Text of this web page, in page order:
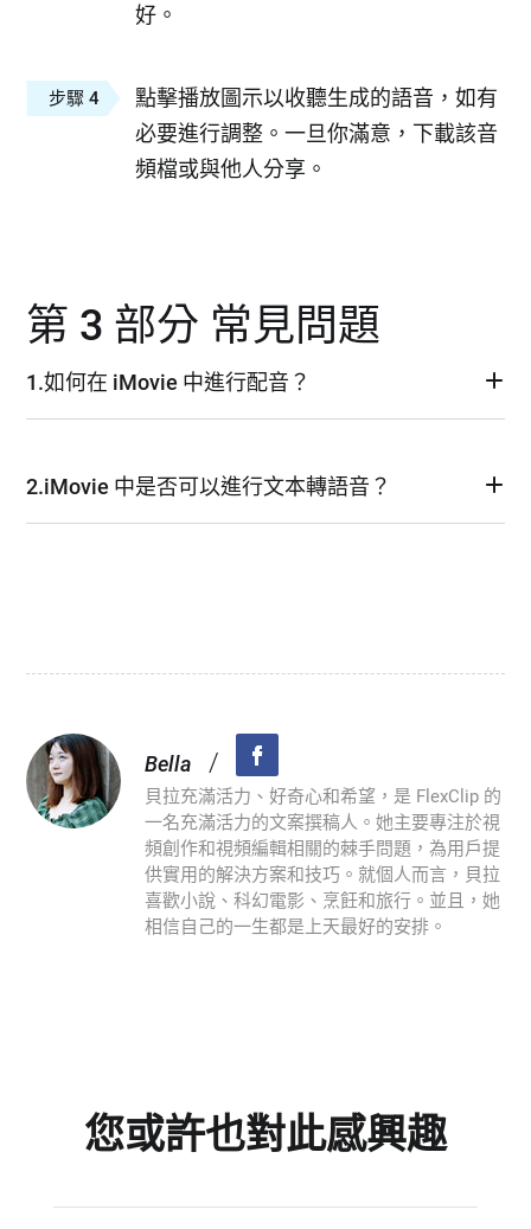
好。
步驟 4
點擊播放圖示以收聽生成的語音，如有
必要進行調整。一旦你滿意，下載該音
頻檔或與他人分享。
第 3 部分 常見問題
1.如何在 iMovie 中進行配音？
2.iMovie 中是否可以進行文本轉語音？
Bella /
貝拉充滿活力、好奇心和希望，是 FlexClip 的
一名充滿活力的文案撰稿人。她主要專注於視
頻創作和視頻編輯相關的棘手問題，為用戶提
供實用的解決方案和技巧。就個人而言，貝拉
喜歡小說、科幻電影、烹飪和旅行。並且，她
相信自己的一生都是上天最好的安排。
您或許也對此感興趣